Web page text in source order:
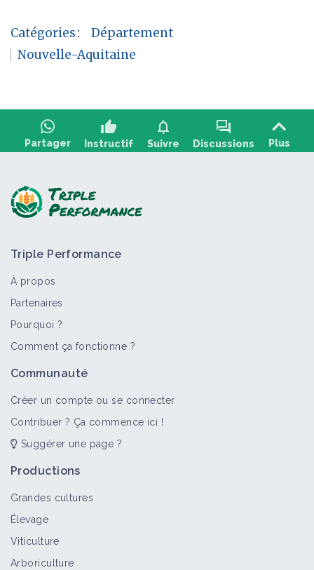
Catégories:
Département
Nouvelle-Aquitaine
Partager
thumb_up
Instructif
notifications
Suivre
forum
Discussions Plus
Tout Retour d'expérience
de Luzerne
Retour d'expérience
Triple Performance
À propos
Partenaires
Pourquoi ?
Comment ça fonctionne ?
Communauté
Créer un compte ou se connecter
Contribuer ? Ça commence ici !
Suggérer une page ?
Productions
Grandes cultures
Élevage
Viticulture
Arboriculture